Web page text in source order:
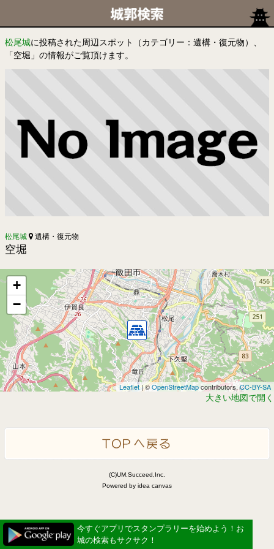
松尾城に投稿された周辺スポット（カテゴリー：遺構・復元物）、
「空堀」の情報がご覧頂けます。
松尾城 遺構・復元物
空堀
+
−
Leaflet| ©OpenStreetMapcontributors,CC-BY-SA
大きい地図で開く
(C)UM.Succeed,Inc.
Powered by idea canvas
今すぐアプリでスタンプラリーを始めよう！お
城の検索もサクサク！